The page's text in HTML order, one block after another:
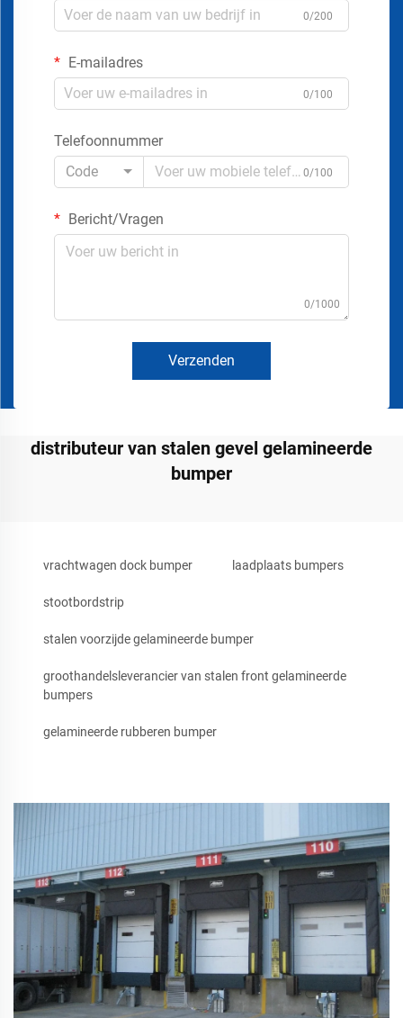
0/200
E-mailadres
0/100
Telefoonnummer
Code
0/100
Bericht/Vragen
0/1000
Verzenden
distributeur van stalen gevel gelamineerde
bumper
vrachtwagen dock bumper laadplaats bumpers
stootbordstrip
stalen voorzijde gelamineerde bumper
groothandelsleverancier van stalen front gelamineerde
bumpers
gelamineerde rubberen bumper